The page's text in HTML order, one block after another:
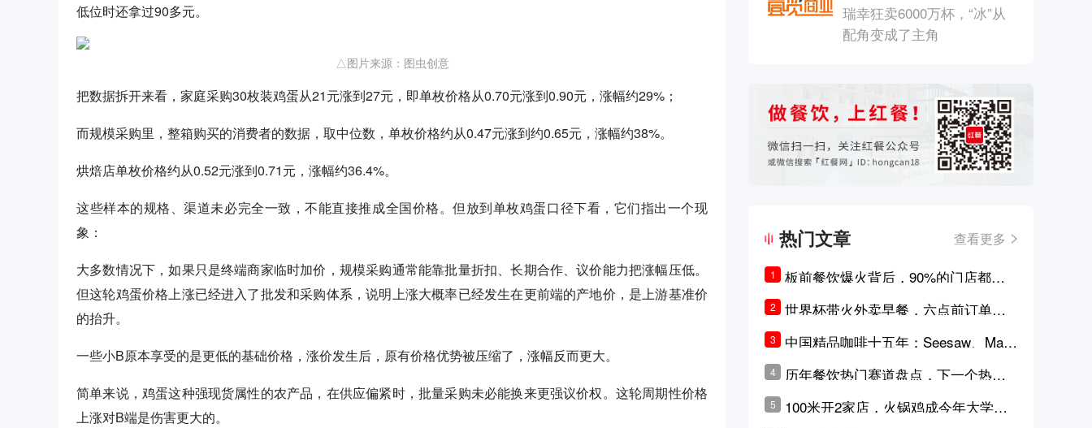
低位时还拿过90多元。
△图片来源：图虫创意
把数据拆开来看，家庭采购30枚装鸡蛋从21元涨到27元，即单枚价格从0.70元涨到0.90元，涨幅约29%；
而规模采购里，整箱购买的消费者的数据，取中位数，单枚价格约从0.47元涨到约0.65元，涨幅约38%。
烘焙店单枚价格约从0.52元涨到0.71元，涨幅约36.4%。
这些样本的规格、渠道未必完全一致，不能直接推成全国价格。但放到单枚鸡蛋口径下看，它们指出一个现
象：
大多数情况下，如果只是终端商家临时加价，规模采购通常能靠批量折扣、长期合作、议价能力把涨幅压低。
但这轮鸡蛋价格上涨已经进入了批发和采购体系，说明上涨大概率已经发生在更前端的产地价，是上游基准价
的抬升。
一些小B原本享受的是更低的基础价格，涨价发生后，原有价格优势被压缩了，涨幅反而更大。
简单来说，鸡蛋这种强现货属性的农产品，在供应偏紧时，批量采购未必能换来更强议价权。这轮周期性价格
上涨对B端是伤害更大的。
瑞幸狂卖6000万杯，“冰”从
配角变成了主角
热门文章 查看更多
1
板前餐饮爆火背后，90%的门店都只
是徒有其表的刻意作秀？
2
世界杯带火外卖早餐，六点前订单大
3
中国精品咖啡十五年：Seesaw、Man
ner、M Stand为何结出了不同的果
实？
4
历年餐饮热门赛道盘点，下一个热门
5
100米开2家店，火锅鸡成今年大学城